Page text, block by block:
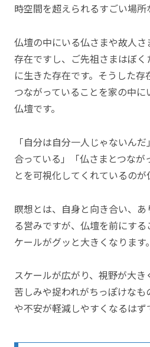
時空間を超えられるすごい場所
仏壇の中にいる仏さまや故人
存在ですし、ご先祖さまはぼ
に生きた存在です。そうした
つながっていることを家の中
仏壇です。
「自分は自分一人じゃないん
合っている」「仏さまとつなが
とを可視化してくれているのが
瞑想とは、自身と向き合い、
る営みですが、仏壇を前にす
ケールがグッと大きくなります。
スケールが広がり、視野が大
苦しみや捉われがちっぽけな
や不安が軽減しやすくなるはず